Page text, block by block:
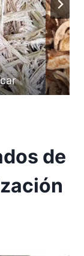
de